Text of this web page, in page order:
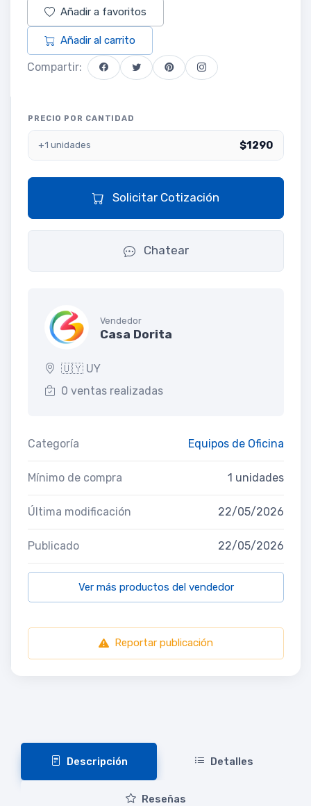
Añadir a favoritos
Añadir al carrito
Compartir:
PRECIO POR CANTIDAD
+1 unidades $1290
Solicitar Cotización
Chatear
Vendedor
Casa Dorita
🇺🇾 UY
0 ventas realizadas
Categoría Equipos de Oficina
Mínimo de compra 1 unidades
Última modificación 22/05/2026
Publicado 22/05/2026
Ver más productos del vendedor
Reportar publicación
Descripción Detalles
Reseñas